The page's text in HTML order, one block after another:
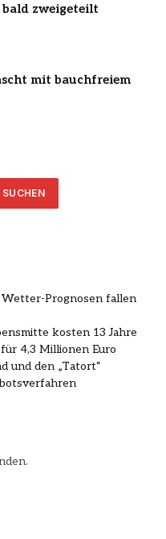
zweigeteilt
mit bauchfreiem
SUCHEN
Prognosen fallen
kosten 13 Jahre
4,3 Millionen Euro
und den „Tatort“